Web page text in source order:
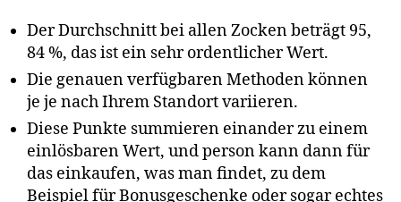
Der Durchschnitt bei allen Zocken beträgt 95,
84 %, das ist ein sehr ordentlicher Wert.
Die genauen verfügbaren Methoden können
je je nach Ihrem Standort variieren.
Diese Punkte summieren einander zu einem
einlösbaren Wert, und person kann dann für
das einkaufen, was man findet, zu dem
Beispiel für Bonusgeschenke oder sogar echtes